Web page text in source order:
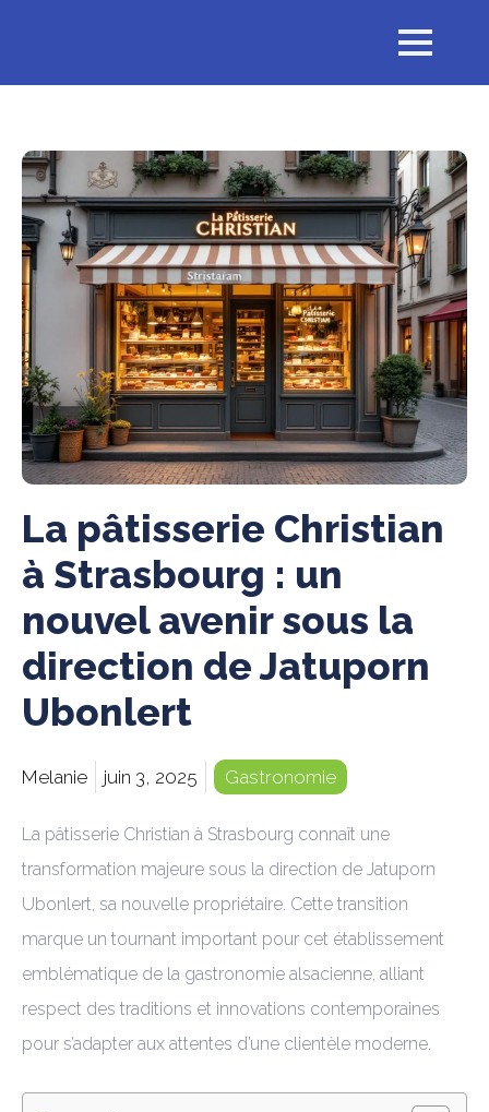
La pâtisserie Christian
à Strasbourg : un
nouvel avenir sous la
direction de Jatuporn
Ubonlert
Melanie juin 3, 2025 Gastronomie
La pâtisserie Christian à Strasbourg connaît une
transformation majeure sous la direction de Jatuporn
Ubonlert, sa nouvelle propriétaire. Cette transition
marque un tournant important pour cet établissement
emblématique de la gastronomie alsacienne, alliant
respect des traditions et innovations contemporaines
pour s’adapter aux attentes d’une clientèle moderne.